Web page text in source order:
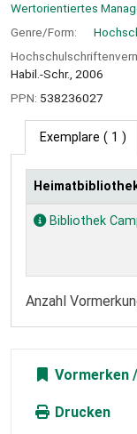
Wertorientiertes
Genre/Form:
Habil.-Schr., 2006
PPN: 538236027
Exemplare ( 1 )
Exemplare
Bibliothek
Anzahl
Vormerken
Drucken